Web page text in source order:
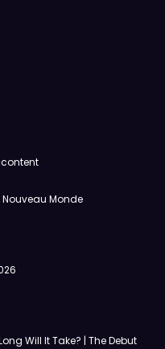
Monde
Will It Take? | The Debut